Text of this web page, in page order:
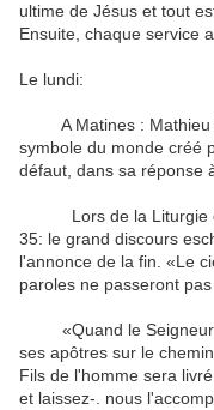
ultime de Jésus et tout
Ensuite, chaque service
Le lundi:
A Matines : Mathieu
symbole du monde créé
défaut, dans sa réponse
Lors de la Liturgie
35: le grand discours
l'annonce de la fin. «Le
paroles ne passeront
«Quand le Seigneur
ses apôtres sur le
Fils de l'homme sera
et laissez-. nous